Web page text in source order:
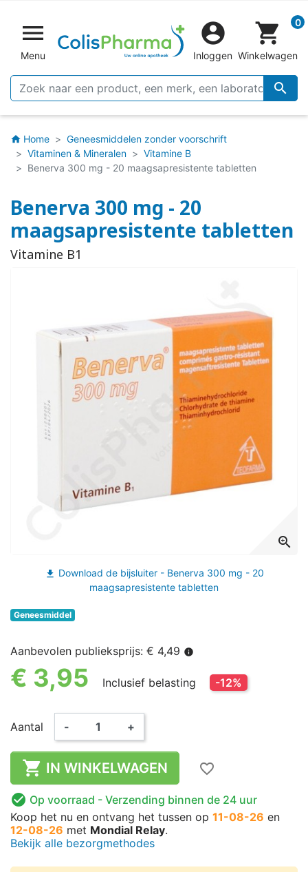

Menu


Inloggen
shopping_cart 0
Winkelwagen
home Home
Geneesmiddelen zonder voorschrift
Vitaminen & Mineralen
Vitamine B
Benerva 300 mg - 20 maagsapresistente tabletten
Benerva 300 mg - 20
maagsapresistente tabletten
Vitamine B1
zoom_in
file_download Download de bijsluiter - Benerva 300 mg - 20
maagsapresistente tabletten
Geneesmiddel
Aanbevolen publieksprijs: € 4,49 info
€ 3,95 Inclusief belasting -12%
Aantal - +
 IN WINKELWAGEN
favorite_border
 Op voorraad - Verzending binnen de 24 uur
Koop het nu en ontvang het tussen op 11-08-26 en
12-08-26 met Mondial Relay.
Bekijk alle bezorgmethodes